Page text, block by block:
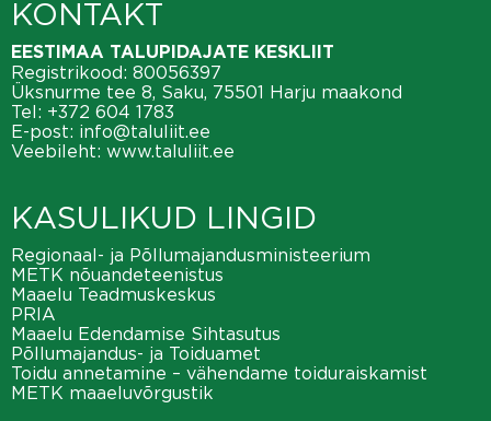
KONTAKT
EESTIMAA TALUPIDAJATE KESKLIIT
Registrikood: 80056397
Üksnurme tee 8, Saku, 75501 Harju maakond
Tel: +372 604 1783
E-post: info@taluliit.ee
Veebileht: www.taluliit.ee
KASULIKUD LINGID
Regionaal- ja Põllumajandusministeerium
METK nõuandeteenistus
Maaelu Teadmuskeskus
PRIA
Maaelu Edendamise Sihtasutus
Põllumajandus- ja Toiduamet
Toidu annetamine – vähendame toiduraiskamist
METK maaeluvõrgustik